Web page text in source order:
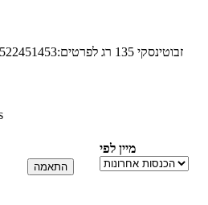
קסדת 3/4 קרבון CABERG זבוטינסקי 135 רג לפרטים:0522451453
מיין לפי